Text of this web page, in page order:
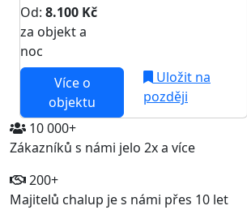
Od: 8.100 Kč
za objekt a
noc
Více o
objektu
Uložit na
později
10 000+
Zákazníků s námi jelo 2x a více
200+
Majitelů chalup je s námi přes 10 let